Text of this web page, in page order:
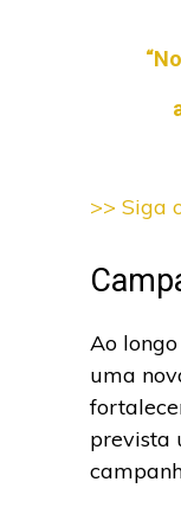
>> Siga
Ao
uma
prevista